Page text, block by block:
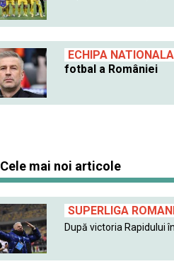
ECHIPA NATIONALA
fotbal a României
Cele mai noi articole
SUPERLIGA
După victoria Rapidului